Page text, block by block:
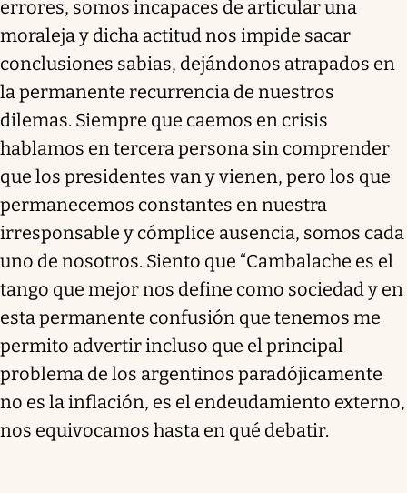
errores, somos incapaces de articular una
moraleja y dicha actitud nos impide sacar
conclusiones sabias, dejándonos atrapados en
la permanente recurrencia de nuestros
dilemas. Siempre que caemos en crisis
hablamos en tercera persona sin comprender
que los presidentes van y vienen, pero los que
permanecemos constantes en nuestra
irresponsable y cómplice ausencia, somos cada
uno de nosotros. Siento que “Cambalache es el
tango que mejor nos define como sociedad y en
esta permanente confusión que tenemos me
permito advertir incluso que el principal
problema de los argentinos paradójicamente
no es la inflación, es el endeudamiento externo,
nos equivocamos hasta en qué debatir.